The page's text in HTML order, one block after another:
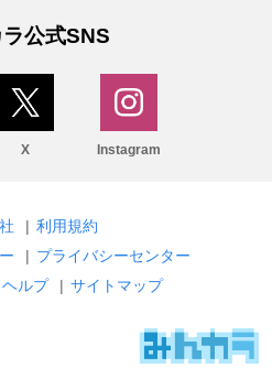
公式SNS
X Instagram
| 利用規約
| プライバシーセンター
ヘルプ | サイトマップ